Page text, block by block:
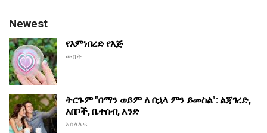
Newest
የእምነበረድ የእጅ
ውበት
ትርጉም "በማን ወይም ለ በኋላ ምን ይመስል": ልጃገረድ,
አበቦች, ቤተሰብ, አንድ
አሰላለፍ